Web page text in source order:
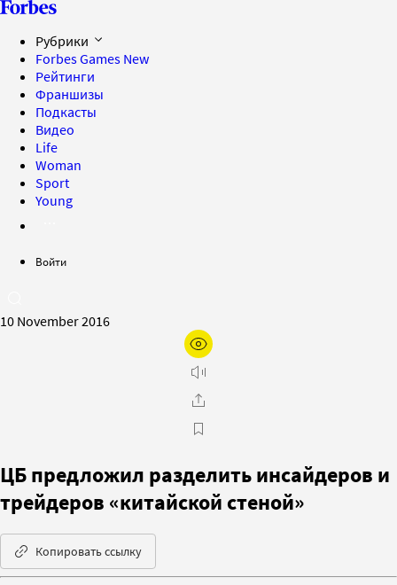
Рубрики
Forbes Games New
Рейтинги
Франшизы
Подкасты
Видео
Life
Woman
Sport
Young
Войти
10 November 2016
ЦБ предложил разделить инсайдеров и
трейдеров «китайской стеной»
Копировать ссылку